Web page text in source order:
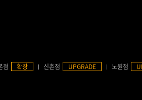
점 확장 신촌점 UPGRADE 노원점